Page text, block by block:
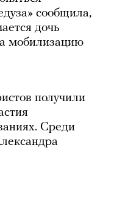
сообщила,
дочь
мобилизацию
получили
Среди